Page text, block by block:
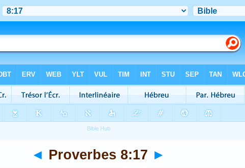
◄ Proverbes 8:17 ►